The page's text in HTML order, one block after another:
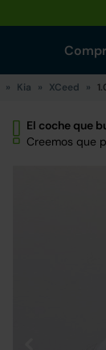
Kia XCeed
El coche que
Creemos que